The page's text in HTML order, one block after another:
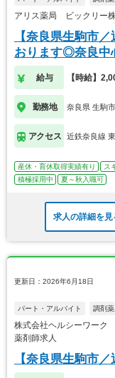
アリス薬局 ビックリー
【奈良県生駒市
おります◎奈良中
です
給与 【時給】
勤務地 奈良県 生駒市
アクセス 近鉄奈良線
産休・育休取得実績有り ス
積極採用中
夏～秋入職可
求人の詳細を見
更新日：2026年6月18日
パート・アルバイト 調剤
株式会社ヘルシーワー
薬剤師求人
【奈良県生駒市